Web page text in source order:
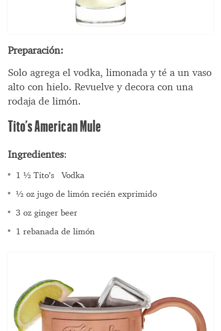
Preparación:
Solo agrega el vodka, limonada y té a un vaso
alto con hielo. Revuelve y decora con una
rodaja de limón.
Tito’s American Mule
Ingredientes:
1 ½ Tito’s Vodka
½ oz jugo de limón recién exprimido
3 oz ginger beer
1 rebanada de limón